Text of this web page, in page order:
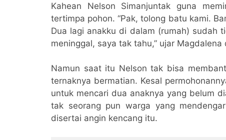
Kahean Nelson Simanjuntak guna
tertimpa pohon. “Pak, tolong batu kami.
Dua lagi anakku di dalam (rumah) sudah
meninggal, saya tak tahu,” ujar
Namun saat itu Nelson tak bisa
ternaknya bermatian. Kesal
untuk mencari dua anaknya yang belum
tak seorang pun warga yang
disertai angin kencang itu.